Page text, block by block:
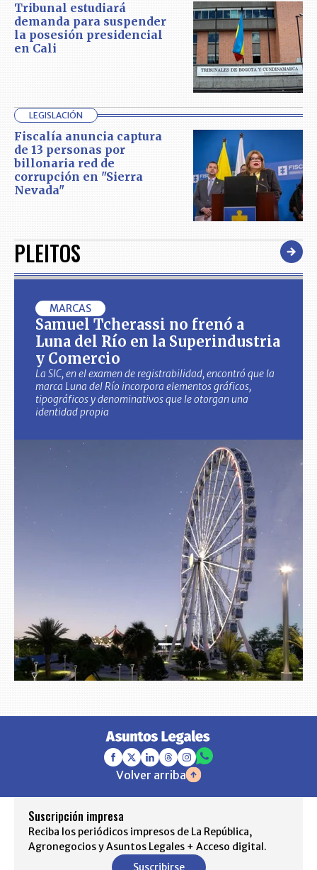
Tribunal estudiará
demanda para suspender
la posesión presidencial
en Cali
LEGISLACIÓN
Fiscalía anuncia captura
de 13 personas por
billonaria red de
corrupción en "Sierra
Nevada"
PLEITOS
MARCAS
Samuel Tcherassi no frenó a
Luna del Río en la Superindustria
y Comercio
La SIC, en el examen de registrabilidad, encontró que la
marca Luna del Río incorpora elementos gráficos,
tipográficos y denominativos que le otorgan una
identidad propia
Volver arriba
Suscripción impresa
Reciba los periódicos impresos de La República,
Agronegocios y Asuntos Legales + Acceso digital.
Suscribirse